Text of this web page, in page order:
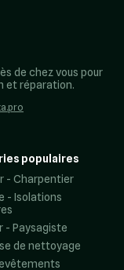
de chez vous pour
et réparation.
populaires
- Charpentier
- Isolations
- Paysagiste
de nettoyage